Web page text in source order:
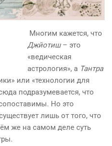
Многим кажется, что
Джйотиш– это
«ведическая
астрология», а Тантра
или «технологии для
подразумевается, что
Но это
лишь от того, что
же на самом деле суть